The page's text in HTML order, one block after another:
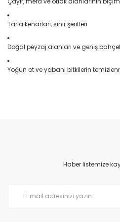
Tarla kenarları, sınır şeritleri
Doğal peyzaj alanları ve geniş
Yoğun ot ve yabani bitkilerin
Ürün resmi kalitesiz, bozuk veya
Ürün açıklamasında eksik
Haber listemize